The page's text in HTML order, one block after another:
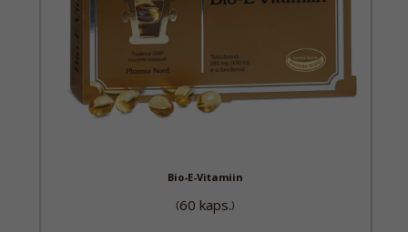
Bio-E-Vitamiin
(60 kaps.)